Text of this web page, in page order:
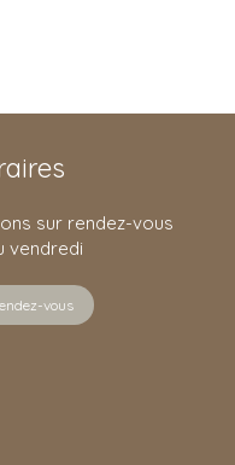
sur rendez-vous
vendredi
vous